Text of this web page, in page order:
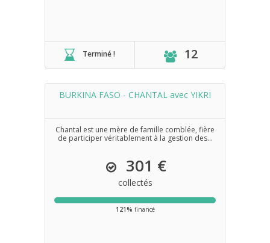
Terminé ! 12
BURKINA FASO - CHANTAL avec YIKRI
Chantal est une mère de famille comblée, fière
de participer véritablement à la gestion des...
301 €
collectés
121% financé